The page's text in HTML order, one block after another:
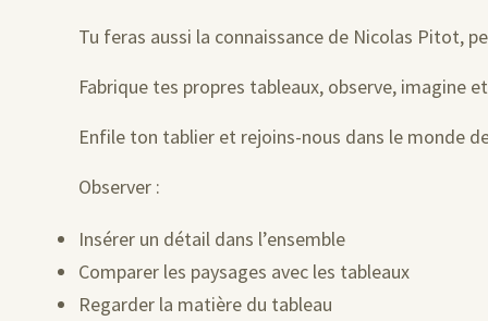
Tu feras aussi la connaissance de Nicolas Pitot,
Fabrique tes propres tableaux, observe, imagine
Enfile ton tablier et rejoins-nous dans le monde
Observer :
Insérer un détail dans l’ensemble
Comparer les paysages avec les tableaux
Regarder la matière du tableau